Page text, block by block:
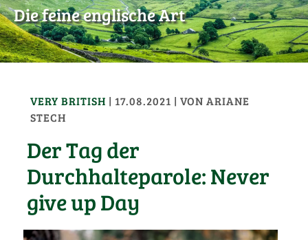
Die feine englische Art
VERY BRITISH | 17.08.2021 | VONARIANE
STECH
Der Tag der
Durchhalteparole: Never
give up Day